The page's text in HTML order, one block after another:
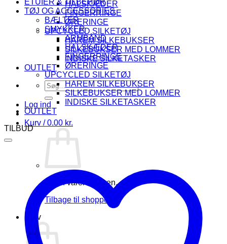
HALSKÆDER
FINGERRINGE
ØRERINGE
UPCYCLED SILKETØJ
HAREM SILKEBUKSER
SILKEBUKSER MED LOMMER
INDISKE SILKETASKER
OUTLET
Søg
efter:
Log ind
Kurv /0.00 kr.
Ingen varer i kurven.
Tilbage til shoppen
Kurv
TØJ OG ACCESSORIES
BÆLTER
SMYKKER
ARMBÅND
HALSKÆDER
FINGERRINGE
ØRERINGE
UPCYCLED SILKETØJ
HAREM SILKEBUKSER
SILKEBUKSER MED LOMMER
INDISKE SILKETASKER
OUTLET
TILBUD